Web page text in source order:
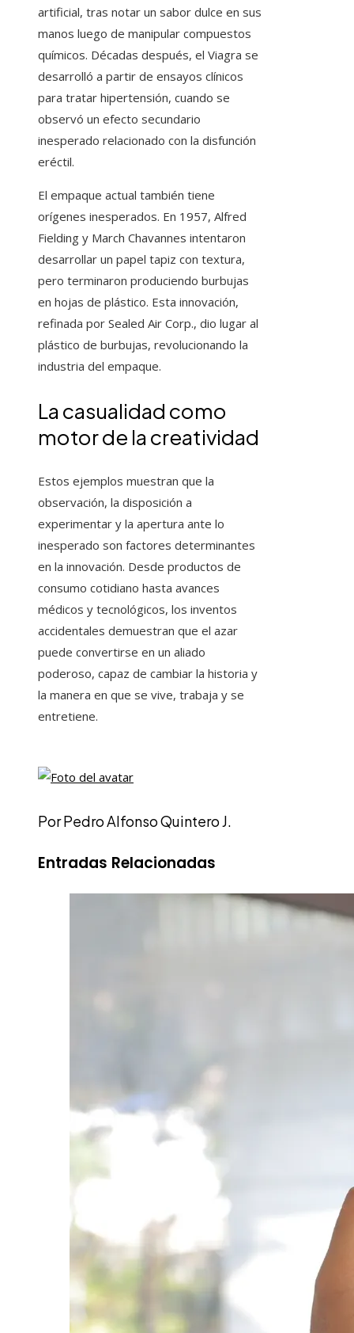
artificial, tras notar un sabor dulce en sus
manos luego de manipular compuestos
químicos. Décadas después, el Viagra se
desarrolló a partir de ensayos clínicos
para tratar hipertensión, cuando se
observó un efecto secundario
inesperado relacionado con la disfunción
eréctil.
El empaque actual también tiene
orígenes inesperados. En 1957, Alfred
Fielding y March Chavannes intentaron
desarrollar un papel tapiz con textura,
pero terminaron produciendo burbujas
en hojas de plástico. Esta innovación,
refinada por Sealed Air Corp., dio lugar al
plástico de burbujas, revolucionando la
industria del empaque.
La casualidad como
motor de la creatividad
Estos ejemplos muestran que la
observación, la disposición a
experimentar y la apertura ante lo
inesperado son factores determinantes
en la innovación. Desde productos de
consumo cotidiano hasta avances
médicos y tecnológicos, los inventos
accidentales demuestran que el azar
puede convertirse en un aliado
poderoso, capaz de cambiar la historia y
la manera en que se vive, trabaja y se
entretiene.
Por Pedro Alfonso Quintero J.
Entradas Relacionadas